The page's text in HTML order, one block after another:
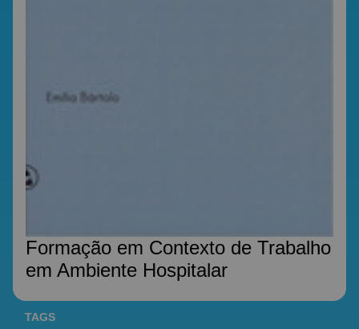
Formação em Contexto de Trabalho
em Ambiente Hospitalar
TAGS